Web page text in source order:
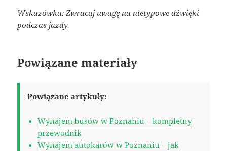
Wskazówka: Zwracaj uwagę na nietypowe dźwięki
podczas jazdy.
Powiązane materiały
Powiązane artykuły:
Wynajem busów w Poznaniu – kompletny
przewodnik
Wynajem autokarów w Poznaniu – jak